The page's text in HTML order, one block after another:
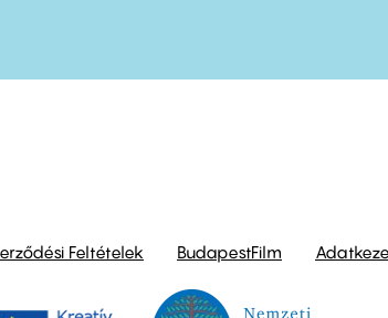
Feltételek BudapestFilm